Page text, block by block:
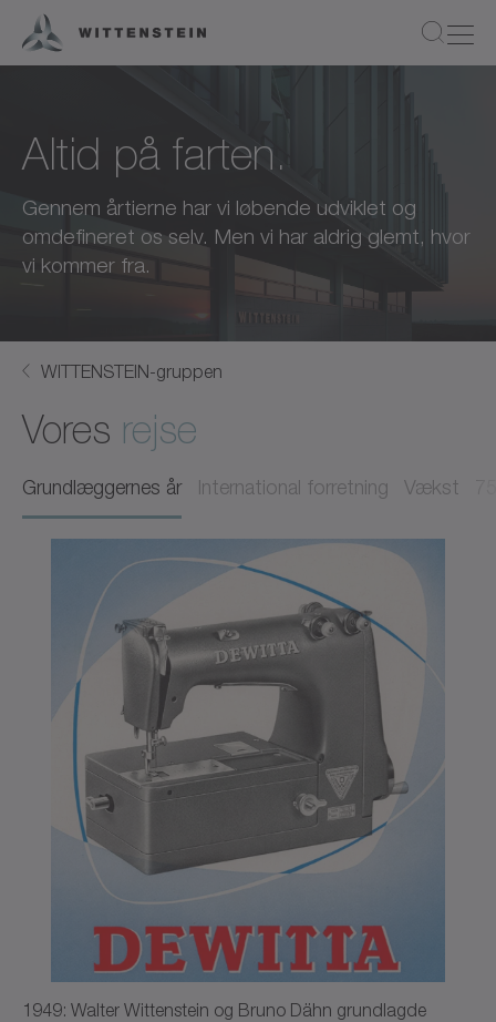
Altid på farten.
Gennem årtierne har vi løbende udviklet og
omdefineret os selv. Men vi har aldrig glemt, hvor
vi kommer fra.
WITTENSTEIN-gruppen
Vores rejse
Grundlæggernes år International forretning Vækst
1949: Walter Wittenstein og Bruno Dähn grundlagde